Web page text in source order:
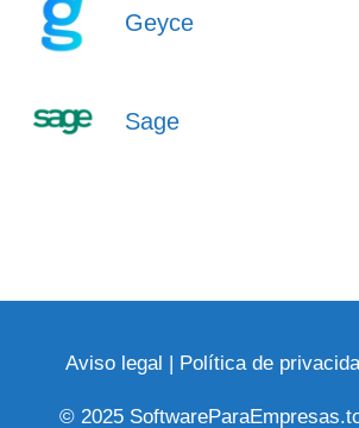
Geyce
Sage
Aviso legal | Política de
© 2025